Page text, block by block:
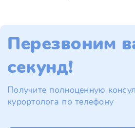
Перезвоним
секунд!
Получите полноценную
курортолога по телефону